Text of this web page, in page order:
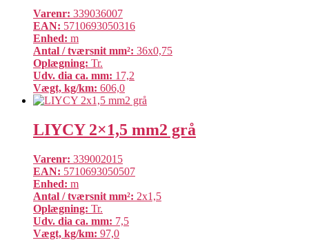
Varenr: 339036007
EAN: 5710693050316
Enhed: m
Antal / tværsnit mm²: 36x0,75
Oplægning: Tr.
Udv. dia ca. mm: 17,2
Vægt, kg/km: 606,0
LIYCY 2×1,5 mm2 grå
Varenr: 339002015
EAN: 5710693050507
Enhed: m
Antal / tværsnit mm²: 2x1,5
Oplægning: Tr.
Udv. dia ca. mm: 7,5
Vægt, kg/km: 97,0